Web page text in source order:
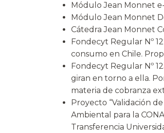
Módulo Jean Monnet
Módulo Jean Monnet
Cátedra Jean Monnet
Fondecyt Regular Nº
consumo en Chile.
Fondecyt Regular Nº
giran en torno a ella.
materia de cobranza
Proyecto “Validación
Ambiental para la
Transferencia